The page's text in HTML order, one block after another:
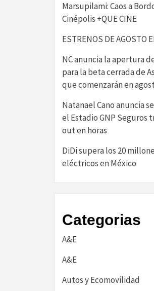
Marsupilami: Caos a
Cinépolis +QUE CINE
ESTRENOS DE AGOSTO
NC anuncia la apertura
para la beta cerrada de
que comenzarán en
Natanael Cano anuncia
el Estadio GNP Seguros
out en horas
DiDi supera los 20
eléctricos en México
Categorias
A&E
A&E
Autos y Ecomovilidad